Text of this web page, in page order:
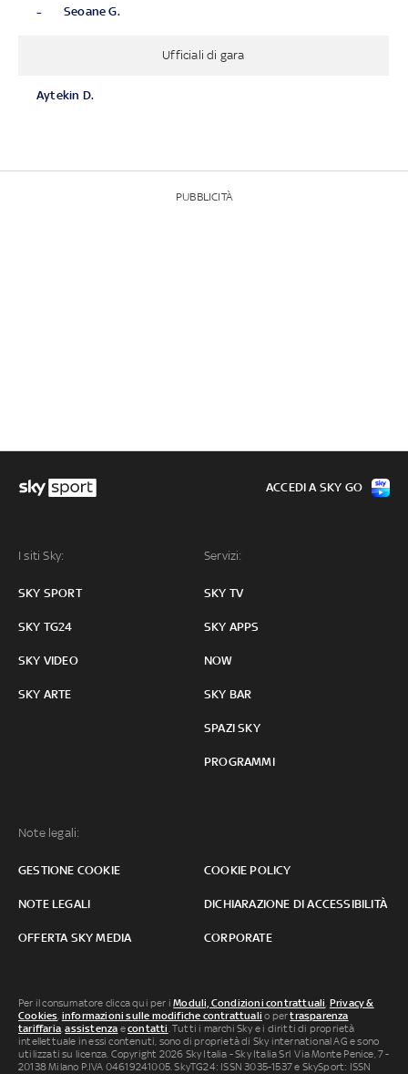
- Seoane G.
Ufficiali di gara
Aytekin D.
PUBBLICITÀ
I siti Sky:
SKY SPORT
SKY TG24
SKY VIDEO
SKY ARTE
Servizi:
SKY TV
SKY APPS
NOW
SKY BAR
SPAZI SKY
PROGRAMMI
Note legali:
GESTIONE COOKIE COOKIE POLICY
NOTE LEGALI DICHIARAZIONE DI ACCESSIBILITÀ
OFFERTA SKY MEDIA CORPORATE
ACCEDI A SKY GO
Per il consumatore clicca qui per iModuli, Condizioni contrattuali Privacy &
Cookies informazioni sulle modifiche contrattuali o pertrasparenza
tariffaria ,assistenza econtatti . Tutti i marchi Sky e i diritti di proprietà
intellettuale in essi contenuti, sono di proprietà di Sky international AG e sono
utilizzati su licenza. Copyright 2026 Sky Italia - Sky Italia Srl Via Monte Penice, 7 -
20138 Milano P.IVA 04619241005. SkyTG24: ISSN 3035-1537 e SkySport: ISSN